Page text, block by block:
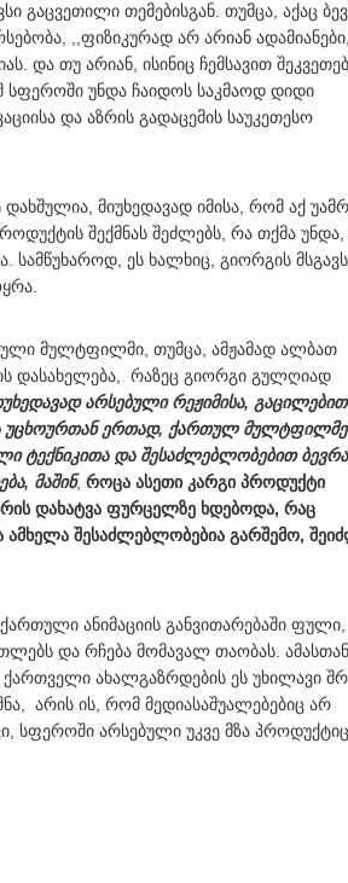
თემებისგან. თუმცა, აქაც
,,ფიზიკურად არ არიან ადამიანები,
და თუ არიან, ისინიც ჩემსავით
უნდა ჩაიდოს საკმაოდ დიდი
და აზრის გადაცემის საუკეთესო
მიუხედავად იმისა, რომ აქ
შექმნას შეძლებს, რა თქმა
სამწუხაროდ, ეს ხალხიც, გიორგის
მულტფილმი, თუმცა, ამჟამად ალბათ
დასახელება, რაზეც გიორგი გულღიად
არსებული რეჟიმისა,
უცხოურთან ერთად, ქართულ
ტექნიკითა და შესაძლებლობებით
მაშინ, როცა ასეთი კარგი პროდუქტი
დახატვა ფურცელზე ხდებოდა, რაც
შესაძლებლობებია გარშემო,
ანიმაციის განვითარებაში ფული,
და რჩება მომავალ თაობას.
ახალგაზრდების ეს უხილავი
არის ის, რომ მედიასაშუალებებიც არ
სფეროში არსებული უკვე მზა პროდუქტიც